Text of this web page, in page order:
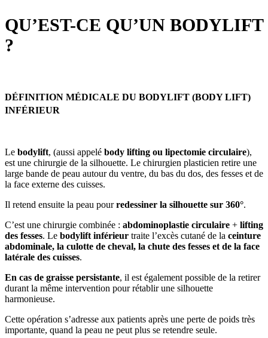
QU’EST-CE QU’UN BODYLIFT
?
DÉFINITION MÉDICALE DU BODYLIFT (BODY LIFT)
INFÉRIEUR
Le bodylift, (aussi appelé body lifting ou lipectomie circulaire),
est une chirurgie de la silhouette. Le chirurgien plasticien retire une
large bande de peau autour du ventre, du bas du dos, des fesses et de
la face externe des cuisses.
Il retend ensuite la peau pourredessiner la silhouette sur 360°.
C’est une chirurgie combinée : abdominoplastie circulaire + lifting
des fesses. Le bodylift inférieur traite l’excès cutané de la ceinture
abdominale, la culotte de cheval, la chute des fesses et de la face
latérale des cuisses.
En cas de graisse persistante, il est également possible de la retirer
durant la même intervention pour rétablir une silhouette
harmonieuse.
Cette opération s’adresse aux patients après une perte de poids très
importante, quand la peau ne peut plus se retendre seule.